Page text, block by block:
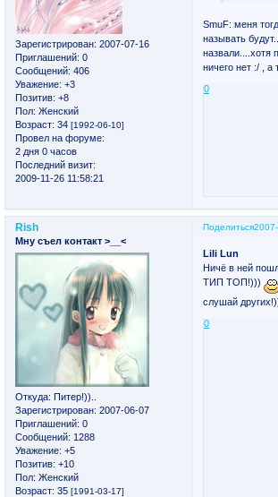
Зарегистрирован: 2007-07-16
Приглашений: 0
Сообщений: 406
Уважение: +3
Позитив: +8
Пол: Женский
Возраст: 34 [1992-06-10]
Провел на форуме:
2 дня 0 часов
Последний визит:
2009-11-26 11:58:21
SmuF: меня
называть
назвали....хотя
ничего нет :/ , а
0
Поделиться
Rish
Мну съел контакт >__<
Откуда: Питер!))..
Зарегистрирован: 2007-06-07
Приглашений: 0
Сообщений: 1288
Уважение: +5
Позитив: +10
Пол: Женский
Возраст: 35 [1991-03-17]
Lili Lun
Ничё в ней
ТИП ТОП!)))
слушай
0